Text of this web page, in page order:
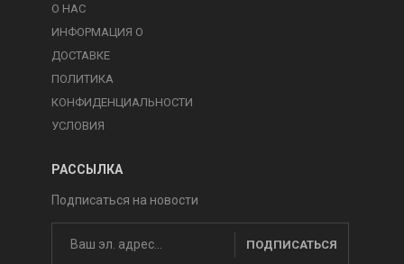
О НАС
ИНФОРМАЦИЯ О
ДОСТАВКЕ
ПОЛИТИКА
КОНФИДЕНЦИАЛЬНОСТИ
УСЛОВИЯ
РАССЫЛКА
Подписаться на новости
ПОДПИСАТЬСЯ